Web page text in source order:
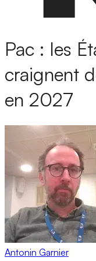
Pac : les
craignent
en 2027
Antonin Garnier